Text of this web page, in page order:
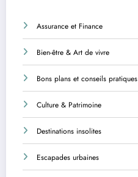
Assurance et Finance
Bien-être & Art de vivre
Bons plans et conseils pratiques
Culture & Patrimoine
Destinations insolites
Escapades urbaines